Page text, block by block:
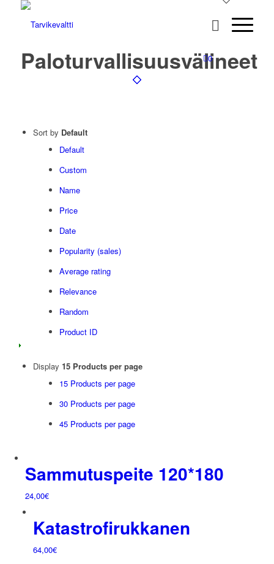
0
Paloturvallisuusvälineet
Sort by Default
Default
Custom
Name
Price
Date
Popularity (sales)
Average rating
Relevance
Random
Product ID
Display 15 Products per page
15 Products per page
30 Products per page
45 Products per page
Sammutuspeite 120*180
24,00€
Katastrofirukkanen
64,00€